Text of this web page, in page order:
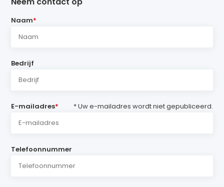
Naam*
Bedrijf
E-mailadres* * Uw e-mailadres wordt niet gepubliceerd.
Telefoonnummer